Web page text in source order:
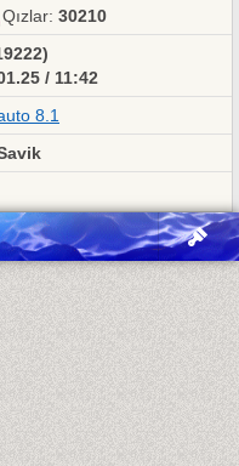
Qızlar: 30210
/ 11:42
8.1